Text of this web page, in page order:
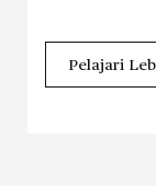
Pelajari